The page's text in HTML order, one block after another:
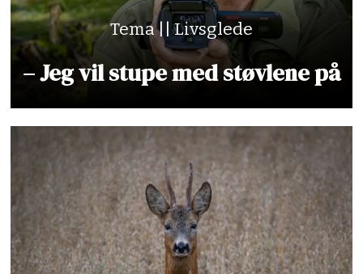
Tema || Livsglede
– Jeg vil stupe med støvlene på